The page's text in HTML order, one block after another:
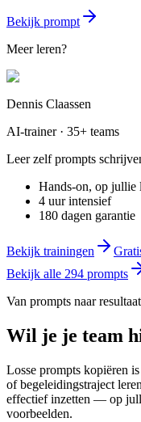
Bekijk prompt
Meer leren?
Dennis Claassen
AI-trainer · 35+ teams
Leer zelf prompts
Hands-on, op jullie
4 uur intensief
180 dagen garantie
Bekijk trainingen
Bekijk alle 294 prompts
Van prompts naar resultaat
Wil je je team
Losse prompts kopiëren
of begeleidingstraject
effectief inzetten — op
voorbeelden.